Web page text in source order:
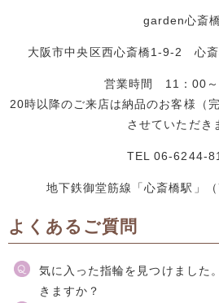
garden心斎橋
大阪市中央区西心斎橋1-9-2 心
営業時間 11：00
20時以降のご来店は納品のお客様（
させていただき
TEL 06-6244-
地下鉄御堂筋線「心斎橋駅」
よくあるご質問
気に入った指輪を見つけました
きますか？